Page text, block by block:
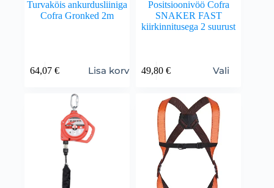
Turvaköis ankurdusliiniga
Cofra Gronked 2m
64,07€ Lisa korvi
Positsioonivöö Cofra
SNAKER FAST
kiirkinnitusega 2 suurust
49,80€ Vali